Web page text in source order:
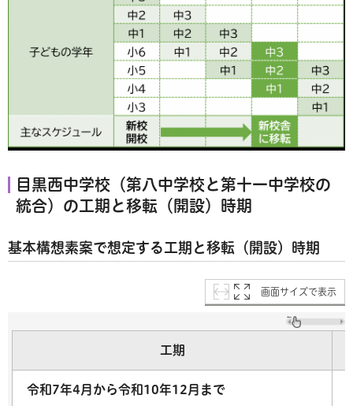
目黒西中学校（第八中学校と第十一中学校の
統合）の工期と移転（開設）時期
基本構想素案で想定する工期と移転（開設）時期
画面サイズで表示
工期
令和7年4月から令和10年12月まで